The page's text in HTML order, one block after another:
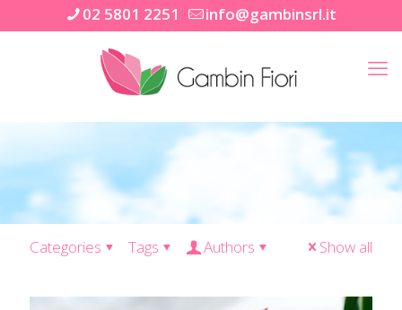
02 5801 2251 info@gambinsrl.it
Categories Tags Authors Show all